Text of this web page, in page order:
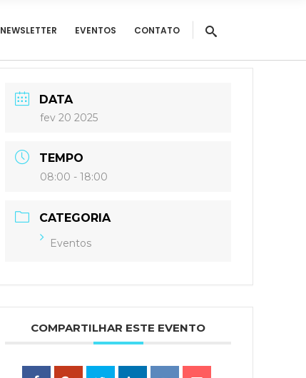
NEWSLETTER EVENTOS CONTATO
DATA
fev 20 2025
TEMPO
08:00 - 18:00
CATEGORIA
Eventos
COMPARTILHAR ESTE EVENTO